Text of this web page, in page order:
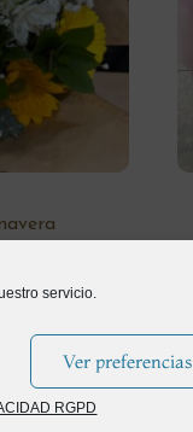
servicio.
Ver preferencias
RGPD
€